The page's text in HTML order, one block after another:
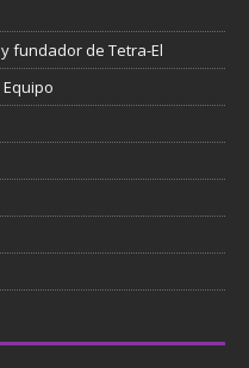
fundador de Tetra-El